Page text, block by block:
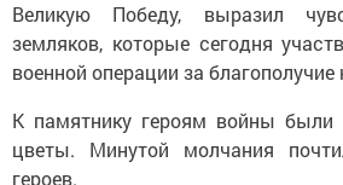
Великую Победу, выразил
земляков, которые сегодня
военной операции за
К памятнику героям войны были
цветы. Минутой молчания
героев.